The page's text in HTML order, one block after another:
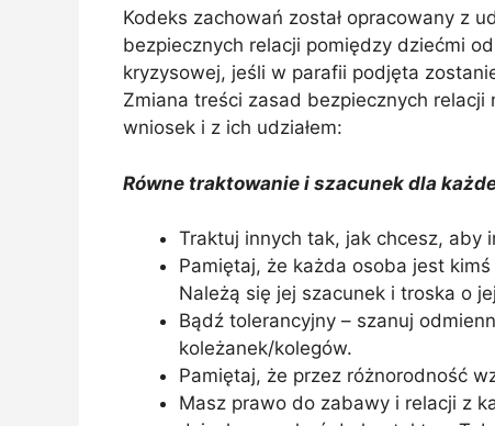
Kodeks zachowań został opracowany z
bezpiecznych relacji pomiędzy dziećmi
kryzysowej, jeśli w parafii podjęta
Zmiana treści zasad bezpiecznych
wniosek i z ich udziałem:
Równe traktowanie i szacunek dla
Traktuj innych tak, jak chcesz, aby
Pamiętaj, że każda osoba jest
Należą się jej szacunek i troska o
Bądź tolerancyjny – szanuj
koleżanek/kolegów.
Pamiętaj, że przez różnorodność
Masz prawo do zabawy i relacji z